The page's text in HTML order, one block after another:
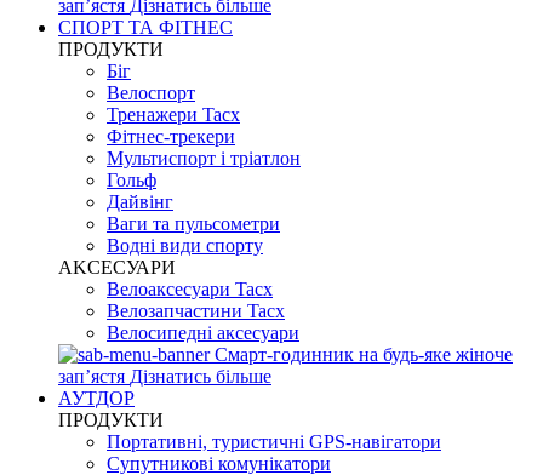
запʼястя Дізнатись більше
СПОРТ ТА ФІТНЕС
ПРОДУКТИ
Біг
Велоспорт
Тренажери Tacx
Фітнес-трекери
Мультиспорт і тріатлон
Гольф
Дайвінг
Ваги та пульсометри
Водні види спорту
AKCЕСУАРИ
Велоаксесуари Tacx
Велозапчастини Tacx
Велосипедні аксесуари
Смарт-годинник на будь-яке жіноче
запʼястя Дізнатись більше
АУТДОР
ПРОДУКТИ
Портативні, туристичні GPS-навігатори
Супутникові комунікатори